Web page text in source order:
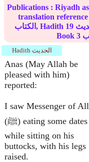
Publications : Riyadh
الكتاب, Hadith 19
Book 3
Hadith الحديث
Anas (May Allah be
pleased with him)
reported:
I saw Messenger of
(ﷺ) eating some dates
while sitting on his
buttocks, with his legs
raised.